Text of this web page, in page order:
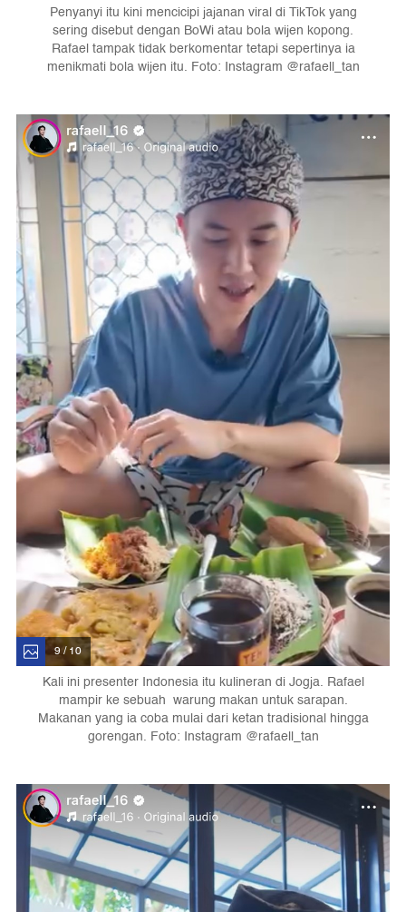
Penyanyi itu kini mencicipi jajanan viral di TikTok yang
sering disebut dengan BoWi atau bola wijen kopong.
Rafael tampak tidak berkomentar tetapi sepertinya ia
menikmati bola wijen itu. Foto: Instagram @rafaell_tan
9 / 10
Kali ini presenter Indonesia itu kulineran di Jogja. Rafael
mampir ke sebuah warung makan untuk sarapan.
Makanan yang ia coba mulai dari ketan tradisional hingga
gorengan. Foto: Instagram @rafaell_tan